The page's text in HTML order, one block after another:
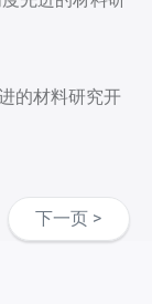
的材料研究开
下一页 >